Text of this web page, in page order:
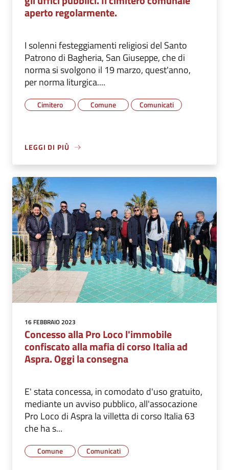
aperto regolarmente.
I solenni festeggiamenti religiosi del Santo
Patrono di Bagheria, San Giuseppe, che di
norma si svolgono il 19 marzo, quest'anno,
per norma liturgica....
Cimitero Comune Comunicati
LEGGI DI PIÙ
16 FEBBRAIO 2023
Concesso alla Pro Loco l'immobile
confiscato alla mafia di corso Italia ad
Aspra. Oggi la consegna
E' stata concessa, in comodato d'uso gratuito,
mediante un avviso pubblico, all'assocazione
Pro Loco di Aspra la villetta di corso Italia 63
che ha s...
Comune Comunicati